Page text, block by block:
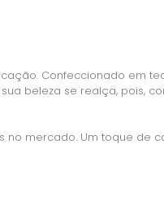
Confeccionado em
beleza se realça, pois,
no mercado. Um toque de